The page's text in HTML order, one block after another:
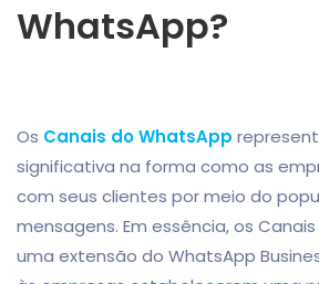
WhatsApp?
Os Canais do WhatsApp
significativa na forma como as
com seus clientes por meio do
mensagens. Em essência, os
uma extensão do WhatsApp